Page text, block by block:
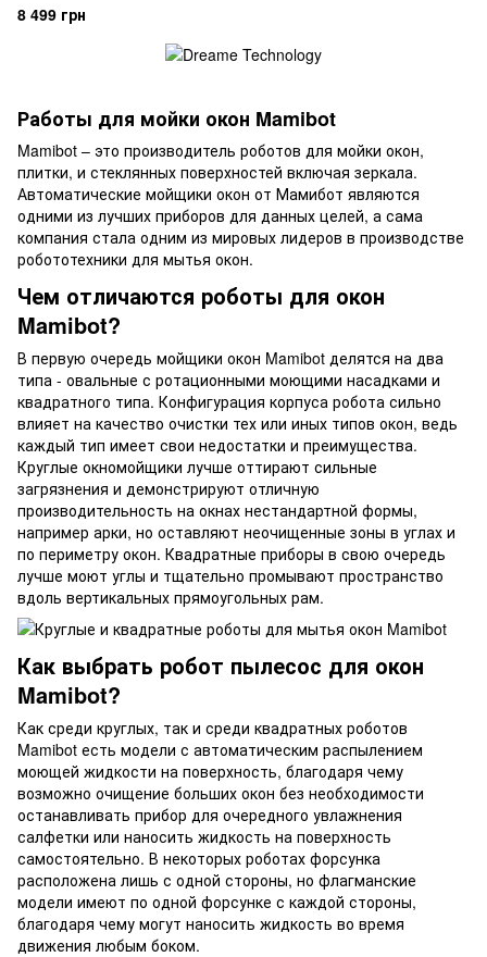
8 499 грн
Работы для мойки окон Mamibot
Mamibot – это производитель роботов для мойки окон,
плитки, и стеклянных поверхностей включая зеркала.
Автоматические мойщики окон от Мамибот являются
одними из лучших приборов для данных целей, а сама
компания стала одним из мировых лидеров в производстве
робототехники для мытья окон.
Чем отличаются роботы для окон
Mamibot?
В первую очередь мойщики окон Mamibot делятся на два
типа - овальные с ротационными моющими насадками и
квадратного типа. Конфигурация корпуса робота сильно
влияет на качество очистки тех или иных типов окон, ведь
каждый тип имеет свои недостатки и преимущества.
Круглые окномойщики лучше оттирают сильные
загрязнения и демонстрируют отличную
производительность на окнах нестандартной формы,
например арки, но оставляют неочищенные зоны в углах и
по периметру окон. Квадратные приборы в свою очередь
лучше моют углы и тщательно промывают пространство
вдоль вертикальных прямоугольных рам.
Как выбрать робот пылесос для окон
Mamibot?
Как среди круглых, так и среди квадратных роботов
Mamibot есть модели с автоматическим распылением
моющей жидкости на поверхность, благодаря чему
возможно очищение больших окон без необходимости
останавливать прибор для очередного увлажнения
салфетки или наносить жидкость на поверхность
самостоятельно. В некоторых роботах форсунка
расположена лишь с одной стороны, но флагманские
модели имеют по одной форсунке с каждой стороны,
благодаря чему могут наносить жидкость во время
движения любым боком.